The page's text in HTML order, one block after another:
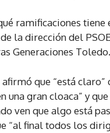
ramificaciones tiene
la dirección del
Generaciones Toledo.
que “está claro”
una gran cloaca” y
ven que algo está
“al final todos los